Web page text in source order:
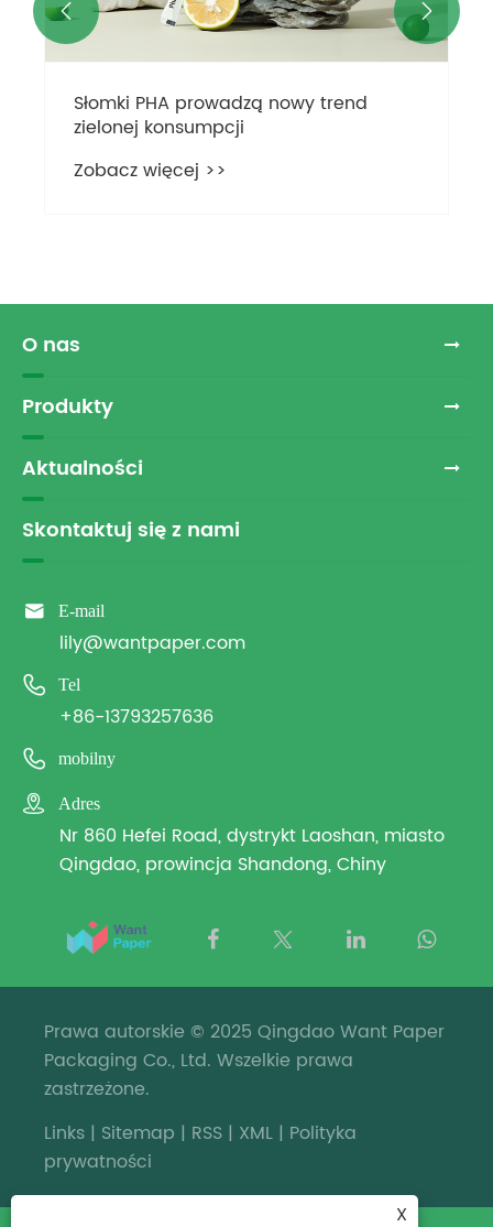
Słomki PHA prowadzą nowy trend
zielonej konsumpcji
Zobacz więcej >>
 
O nas
Produkty
Aktualności
Skontaktuj się z nami
 E-mail
lily@wantpaper.com
 Tel
+86-13793257636
 mobilny
 Adres
Nr 860 Hefei Road, dystrykt Laoshan, miasto
Qingdao, prowincja Shandong, Chiny
Prawa autorskie © 2025 Qingdao Want Paper
Packaging Co., Ltd. Wszelkie prawa
zastrzeżone.
Links | Sitemap | RSS | XML | Polityka
prywatności
X